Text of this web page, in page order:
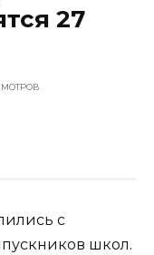
27
с
школ.